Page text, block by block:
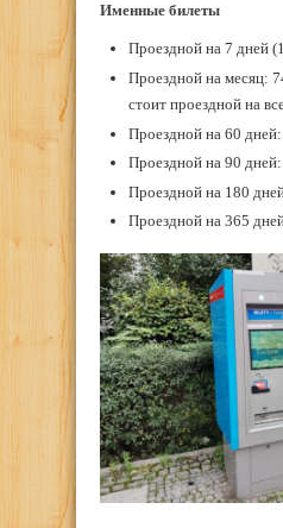
Именные билеты
Проездной на 7 дней
Проездной на месяц:
стоит проездной на
Проездной на 60
Проездной на 90
Проездной на 180
Проездной на 365